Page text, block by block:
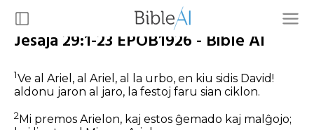
Jesaja 29:1-23 EPOB1926 - Bible AI
1Ve al Ariel, al Ariel, al la urbo, en kiu sidis David!
aldonu jaron al jaro, la festoj faru sian ciklon.
2 Mi premos Arielon, kaj estos ĝemado kaj malĝojo;